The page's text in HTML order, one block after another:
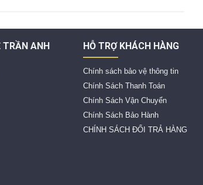
TRẦN ANH HỖ TRỢ KHÁCH HÀNG
Chính sách bảo vệ thông tin
Chính Sách Thanh Toán
Chính Sách Vận Chuyển
Chính Sách Bảo Hành
CHÍNH SÁCH ĐỔI TRẢ HÀNG